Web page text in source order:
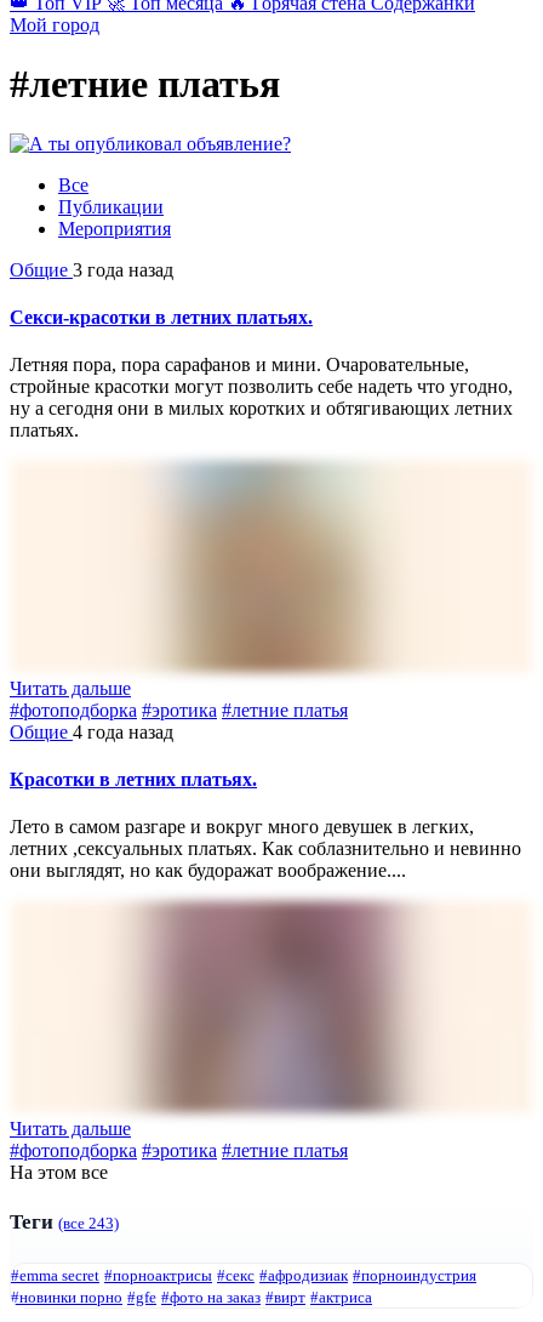
Мой город
#летние платья
Все
Публикации
Мероприятия
Общие 3 года назад
Секси-красотки в летних платьях.
Летняя пора, пора сарафанов и мини. Очаровательные,
стройные красотки могут позволить себе надеть что угодно,
ну а сегодня они в милых коротких и обтягивающих летних
платьях.
Читать дальше
#фотоподборка #эротика #летние платья
Общие 4 года назад
Красотки в летних платьях.
Лето в самом разгаре и вокруг много девушек в легких,
летних ,сексуальных платьях. Как соблазнительно и невинно
они выглядят, но как будоражат воображение....
Читать дальше
#фотоподборка #эротика #летние платья
На этом все
Теги (все 243)
#emma secret #порноактрисы #секс #афродизиак #порноиндустрия
#новинки порно #gfe #фото на заказ #вирт #актриса